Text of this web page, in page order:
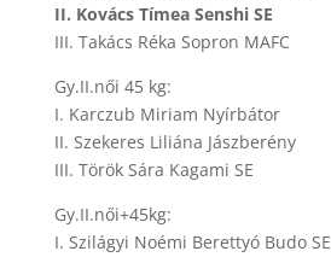
II. Kovács Tímea Senshi SE
III. Takács Réka Sopron MAFC
Gy.II.női 45 kg:
I. Karczub Miriam Nyírbátor
II. Szekeres Liliána Jászberény
III. Török Sára Kagami SE
Gy.II.női+45kg:
I. Szilágyi Noémi Berettyó Budo SE